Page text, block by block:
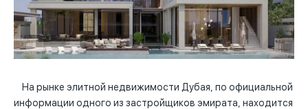
На рынке элитной недвижимости Дубая, по официальной
информации одного из застройщиков эмирата, находится